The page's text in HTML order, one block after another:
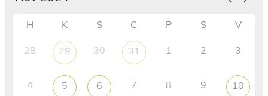
H K S C P S V
28 29 30 31 1 2 3
4 5 6 7 8 9 10